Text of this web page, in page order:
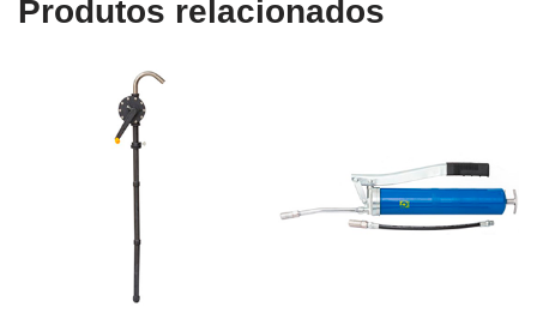
Produtos relacionados